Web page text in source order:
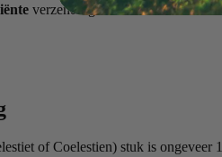
verzending
of Coelestien) stuk is ongeveer